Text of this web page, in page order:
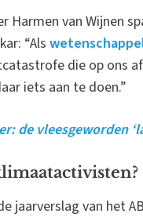
Harmen van Wijnen
“Als
die op ons
iets aan te doen.”
de vleesgeworden
jaarverslag van het